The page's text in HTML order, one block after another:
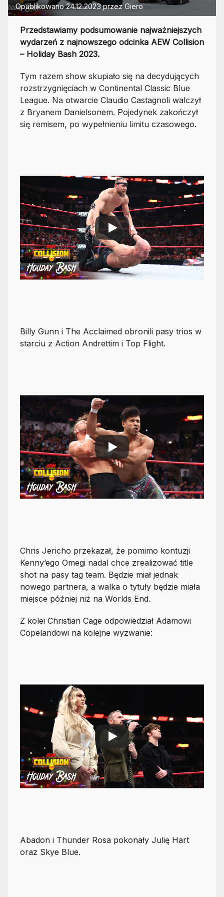
Opublikowano24.12.2023przez Giero
Przedstawiamy podsumowanie najważniejszych
wydarzeń z najnowszego odcinka AEW Collision
– Holiday Bash 2023.
Tym razem show skupiało się na decydujących
rozstrzygnięciach w Continental Classic Blue
League. Na otwarcie Claudio Castagnoli walczył
z Bryanem Danielsonem. Pojedynek zakończył
się remisem, po wypełnieniu limitu czasowego.
Billy Gunn i The Acclaimed obronili pasy trios w
starciu z Action Andrettim i Top Flight.
Chris Jericho przekazał, że pomimo kontuzji
Kenny’ego Omegi nadal chce zrealizować title
shot na pasy tag team. Będzie miał jednak
nowego partnera, a walka o tytuły będzie miała
miejsce później niż na Worlds End.
Z kolei Christian Cage odpowiedział Adamowi
Copelandowi na kolejne wyzwanie:
Abadon i Thunder Rosa pokonały Julię Hart
oraz Skye Blue.